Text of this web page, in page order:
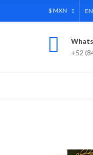
$ MXN
+52